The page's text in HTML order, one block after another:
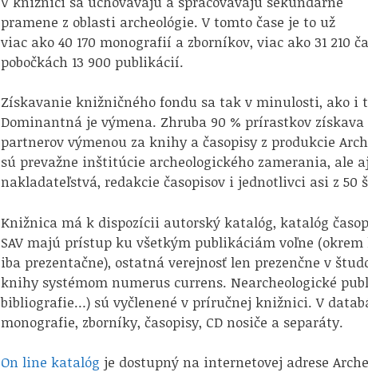
pramene z oblasti archeológie. V tomto čase je to už
viac ako 40 170 monografií a zborníkov, viac ako 31 210
pobočkách 13 900 publikácií.
Získavanie knižničného fondu sa tak v minulosti, ako i
Dominantná je výmena. Zhruba 90 % prírastkov
partnerov výmenou za knihy a časopisy z produkcie
sú prevažne inštitúcie archeologického zamerania, ale
nakladateľstvá, redakcie časopisov i jednotlivci asi z 50
Knižnica má k dispozícii autorský katalóg, katalóg
SAV majú prístup ku všetkým publikáciám voľne
iba prezentačne), ostatná verejnosť len prezenčne v
knihy systémom numerus currens. Nearcheologické
bibliografie…) sú vyčlenené v príručnej knižnici. V
monografie, zborníky, časopisy, CD nosiče a separáty.
On line katalóg je dostupný na internetovej adrese